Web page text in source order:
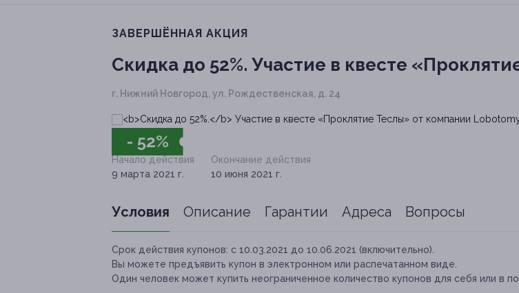
ЗАВЕРШЁННАЯ АКЦИЯ
Скидка до 52%. Участие в квесте
г. Нижний Новгород, ул. Рождественская, д. 24
- 52%
Начало действия
9 марта 2021 г.
Окончание действия
10 июня 2021 г.
Условия Описание Гарантии Адреса Вопросы
Срок действия купонов: с 10.03.2021 до 10.06.2021 (включительно).
Вы можете предъявить купон в электронном или распечатанном виде.
Один человек может купить неограниченное количество купонов для себя или в